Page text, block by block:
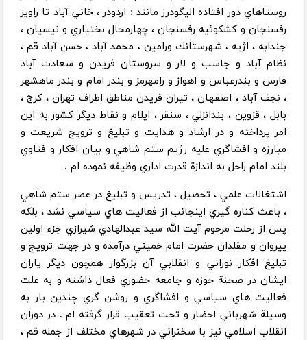
روستاهاي دور افتاده اليگودرز مانند : اردودر ، خاني آباد تا راويز
رفسنجان و كشكوئيه رفسنجان ، چهارمحال بختياري و نيسيان ،‌
جندابه ، اژيه ، شهرستانك ورامين ، ‌محمد آباد ، حسن آباد قم ،
‌نظام آباد و جاسب و لار و سروستان فريدن و سعادت آباد
فارس و بندرعباس و اهواز و رامهرمز و بندر امام و بندر ماهشهر
، ‌نجف آباد ، اصفهان ، تيران فريدن مناطق اطراف تهران ، كرج ،
بابل ، ‌قزوين ، ‌بندانزلي ، سنقر ، ‌ايلام و نقاط ديگر كشور به اين
امر پرداخته و در ارشاد و هدايت و تبليغ و ترويج شريعت و
مبارزه و افشاگري عليه رژيم ستم شاهي و بيان افكار و فتاوي
بلند امام راحل به اندازة قدرت اداري وظيفه نموده ام .
اشتغالات علمي ، ‌تحصيل ، ‌تدريس و تبليغ در عصر ستم شاهي
، ‌باعث كناره گيري اينجانب از فعاليت هاي سياسي نشد ، ‌بلكه
پس از رحلت مرحوم آيت الله سيد عبدالهادي شيرازي جزء اولين
پيروان و مقلدان حضرت امام خميني درآمده و در جهت ترويج و
تبليغ افكار نوراني و انقلابي آن بزرگوار همچون ديگر ياران
ايشان در صحنة حوزه و جامعه حضوري فعال داشته و به علت
فعاليت هاي سياسي و افشاگري و روشن گري چندين بار به
وسيلة شهرباني احضار و تحت تعقيب قرار گرفته ام . در دوران
انقلاب اسلامي نيز با سخنراني در شهرهاي مختلف از جمله قم ،